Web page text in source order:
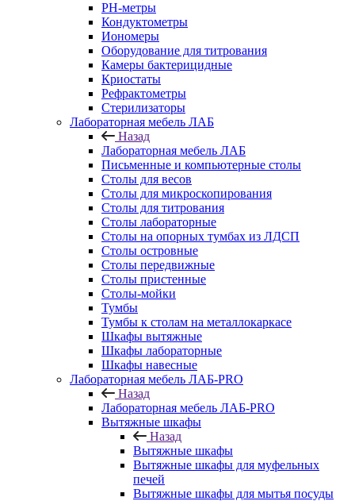
РН-метры
Кондуктометры
Иономеры
Оборудование для титрования
Камеры бактерицидные
Криостаты
Рефрактометры
Стерилизаторы
Лабораторная мебель ЛАБ
Назад
Лабораторная мебель ЛАБ
Письменные и компьютерные столы
Столы для весов
Столы для микроскопирования
Столы для титрования
Столы лабораторные
Столы на опорных тумбах из ЛДСП
Столы островные
Столы передвижные
Столы пристенные
Столы-мойки
Тумбы
Тумбы к столам на металлокаркасе
Шкафы вытяжные
Шкафы лабораторные
Шкафы навесные
Лабораторная мебель ЛАБ-PRO
Назад
Лабораторная мебель ЛАБ-PRO
Вытяжные шкафы
Назад
Вытяжные шкафы
Вытяжные шкафы для муфельных
печей
Вытяжные шкафы для мытья посуды